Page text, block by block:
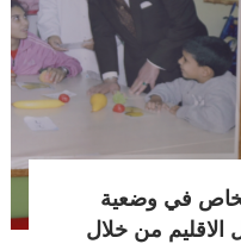
في وضعية
الاقليم من خلال